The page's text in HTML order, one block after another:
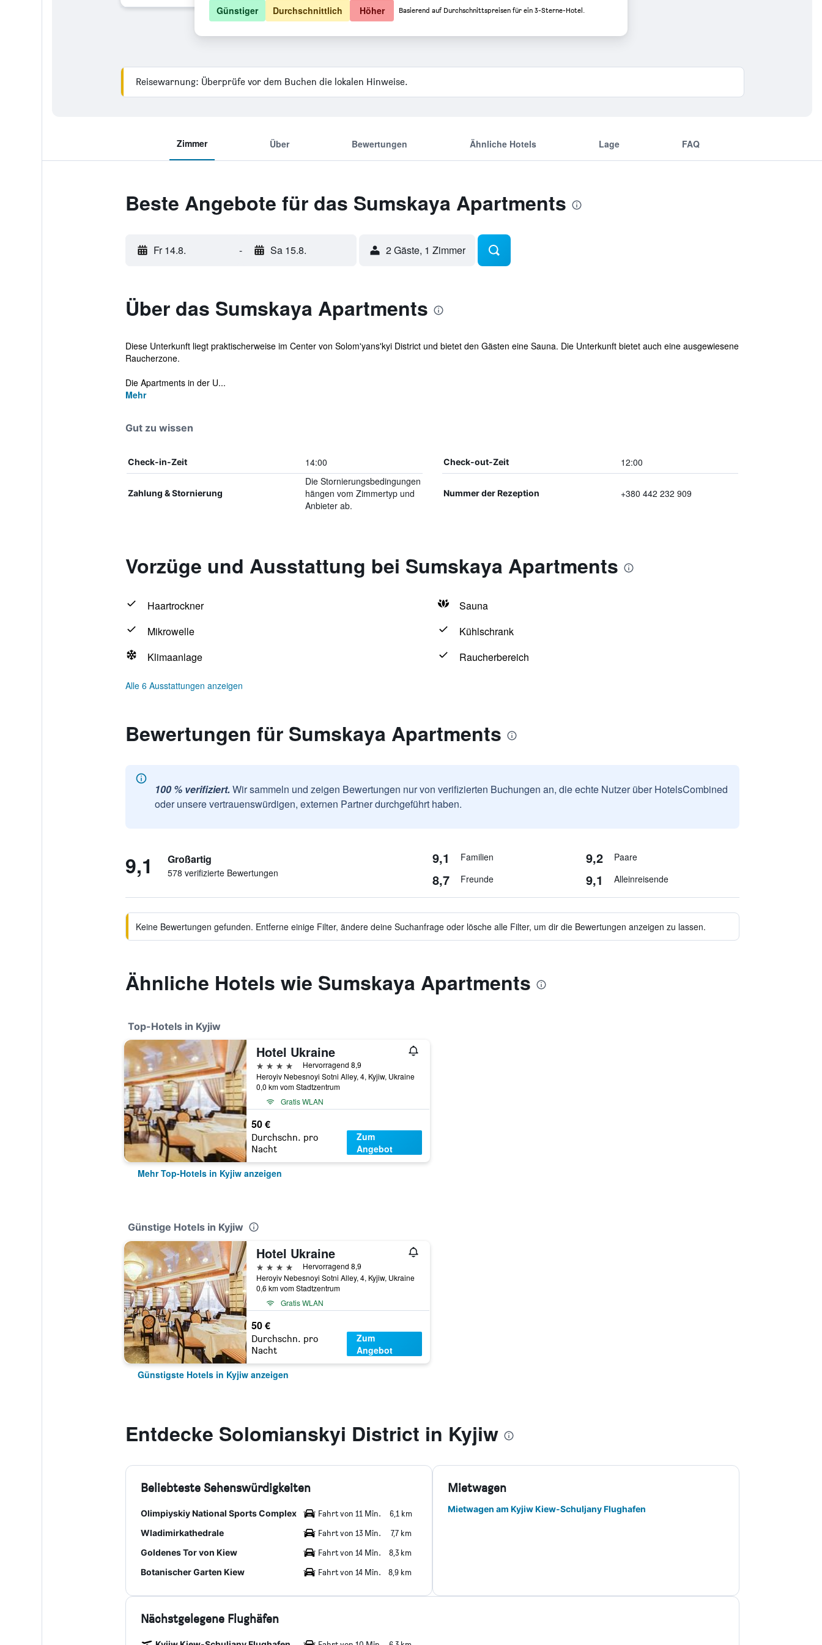
Reisewarnung: Überprüfe vor dem Buchen die lokalen Hinweise.
Zimmer Über Bewertungen Ähnliche Hotels Lage FAQ
Beste Angebote für das Sumskaya Apartments
Fr 14.8. - Sa 15.8. 2 Gäste, 1 Zimmer
Über das Sumskaya Apartments
Diese Unterkunft liegt praktischerweise im Center von Solom'yans'kyi District und bietet den Gästen eine Sauna. Die Unterkunft bietet auch eine ausgewiesene
Raucherzone.
Die Apartments in der U...
Mehr
Gut zu wissen
Check-in-Zeit 14:00 Check-out-Zeit 12:00
Zahlung & Stornierung
Die Stornierungsbedingungen
hängen vom Zimmertyp und
Anbieter ab.
Nummer der Rezeption +380 442 232 909
Vorzüge und Ausstattung bei Sumskaya Apartments
Haartrockner
Sauna
Mikrowelle
Kühlschrank
Klimaanlage
Raucherbereich
Alle 6 Ausstattungen anzeigen
Bewertungen für Sumskaya Apartments
100 % verifiziert. Wir sammeln und zeigen Bewertungen nur von verifizierten Buchungen an, die echte Nutzer über HotelsCombined
oder unsere vertrauenswürdigen, externen Partner durchgeführt haben.
9,1 Großartig
578 verifizierte Bewertungen
9,1 Familien 9,2 Paare
8,7 Freunde 9,1 Alleinreisende
Keine Bewertungen gefunden. Entferne einige Filter, ändere deine Suchanfrage oder lösche alle Filter, um dir die Bewertungen anzeigen zu lassen.
Ähnliche Hotels wie Sumskaya Apartments
Top-Hotels in Kyjiw
Hotel Ukraine
4 Sterne
Hervorragend 8,9
Heroyiv Nebesnoyi Sotni Alley, 4, Kyjiw, Ukraine
0,0 km vom Stadtzentrum
Gratis WLAN
50 €
Durchschn. pro
Nacht
Zum
Angebot
Mehr Top-Hotels in Kyjiw anzeigen
Günstige Hotels in Kyjiw
Hotel Ukraine
4 Sterne
Hervorragend 8,9
Heroyiv Nebesnoyi Sotni Alley, 4, Kyjiw, Ukraine
0,6 km vom Stadtzentrum
Gratis WLAN
50 €
Durchschn. pro
Nacht
Zum
Angebot
Günstigste Hotels in Kyjiw anzeigen
Entdecke Solomianskyi District in Kyjiw
Beliebteste Sehenswürdigkeiten
Olimpiyskiy National Sports Complex Fahrt von 11 Min.
6,1 km
Wladimirkathedrale
Fahrt von 13 Min.
7,7 km
Goldenes Tor von Kiew
Fahrt von 14 Min.
8,3 km
Botanischer Garten Kiew
Fahrt von 14 Min. 8,9 km
Mietwagen
Mietwagen am Kyjiw Kiew-Schuljany Flughafen
Nächstgelegene Flughäfen
Günstiger Durchschnittlich Höher Basierend auf Durchschnittspreisen für ein 3-Sterne-Hotel.